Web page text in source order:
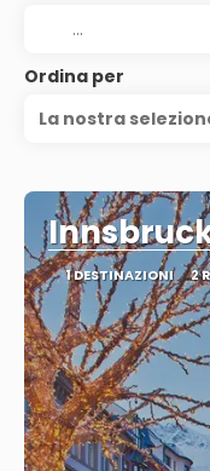
Ordina per
La nostra
1 DESTINAZIONI 2